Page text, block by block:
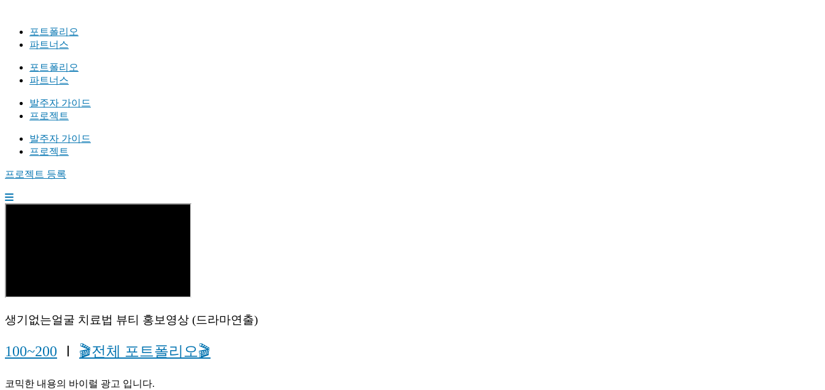
포트폴리오
파트너스
포트폴리오
파트너스
발주자 가이드
프로젝트
발주자 가이드
프로젝트
프로젝트 등록
생기없는얼굴 치료법 뷰티 홍보영상 (드라마연출)
100~200 Ⅰ 🎬전체 포트폴리오🎬
코믹한 내용의 바이럴 광고 입니다.